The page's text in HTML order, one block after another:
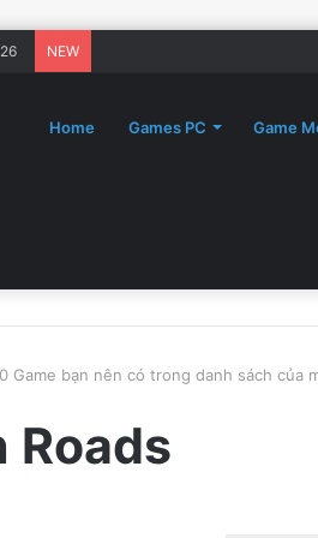
NEW
Home Games PC Game
Game bạn nên có trong danh sách của
Roads